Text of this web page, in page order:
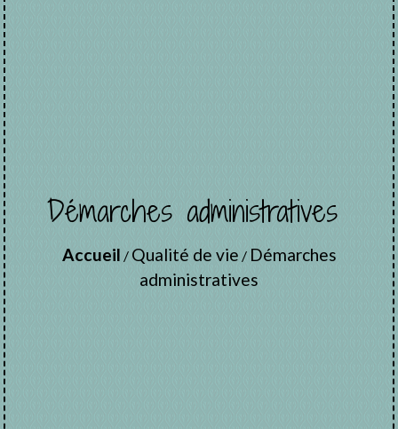
Démarches administratives
Accueil / Qualité de vie / Démarches
administratives